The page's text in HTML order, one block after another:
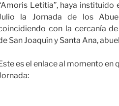
Letitia”, haya
la Jornada de los
con la cercanía
San Joaquín y Santa Ana,
es el enlace al momento en